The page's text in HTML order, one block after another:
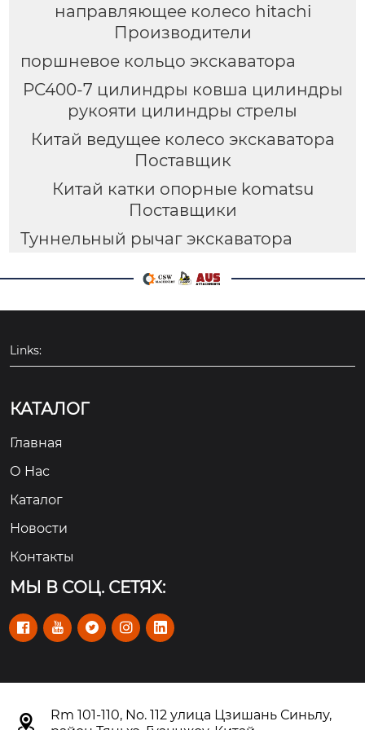
направляющее колесо hitachi
Производители
поршневое кольцо экскаватора
PC400-7 цилиндры ковша цилиндры
рукояти цилиндры стрелы
Китай ведущее колесо экскаватора
Поставщик
Китай катки опорные komatsu
Поставщики
Туннельный рычаг экскаватора
Links:
КАТАЛОГ
Главная
О Hас
Каталог
Новости
Контакты
МЫ В СОЦ. СЕТЯХ:
    

Rm 101-110, No. 112 улица Цзишань Синьлу,